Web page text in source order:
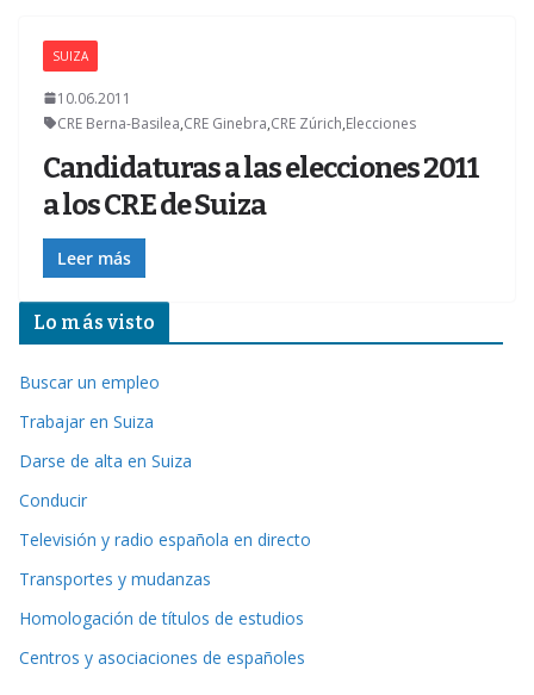
SUIZA
10.06.2011
CRE Berna-Basilea,CRE Ginebra,CRE Zúrich,Elecciones
Candidaturas a las elecciones 2011
a los CRE de Suiza
Leer más
Lo más visto
Buscar un empleo
Trabajar en Suiza
Darse de alta en Suiza
Conducir
Televisión y radio española en directo
Transportes y mudanzas
Homologación de títulos de estudios
Centros y asociaciones de españoles